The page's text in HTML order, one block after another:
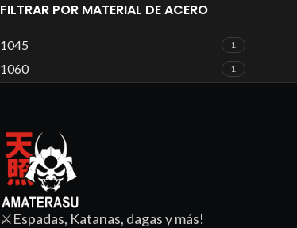
FILTRAR POR MATERIAL DE ACERO
1045 1
1060 1
⚔️Espadas, Katanas, dagas y más!